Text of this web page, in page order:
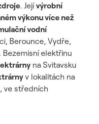
. Jejívýrobní
výkonu více než
vodní
Berounce, Vydře,
elektřinu
na Svitavsku
v lokalitách na
ve středních